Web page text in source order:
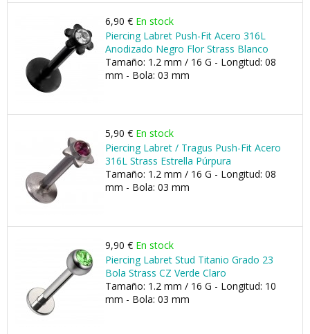
6,90 € En stock
Piercing Labret Push-Fit Acero 316L
Anodizado Negro Flor Strass Blanco
Tamaño: 1.2 mm / 16 G - Longitud: 08
mm - Bola: 03 mm
5,90 € En stock
Piercing Labret / Tragus Push-Fit Acero
316L Strass Estrella Púrpura
Tamaño: 1.2 mm / 16 G - Longitud: 08
mm - Bola: 03 mm
9,90 € En stock
Piercing Labret Stud Titanio Grado 23
Bola Strass CZ Verde Claro
Tamaño: 1.2 mm / 16 G - Longitud: 10
mm - Bola: 03 mm